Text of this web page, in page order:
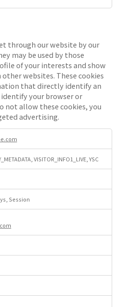
through our website by our
may be used by those
of your interests and show
websites. These cookies
that directly identify an
your browser or
not allow these cookies, you
advertising.
VISITOR_INFO1_LIVE, YSC
Session